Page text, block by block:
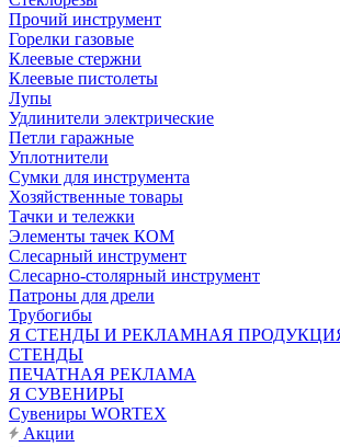
Прочий инструмент
Горелки газовые
Клеевые стержни
Клеевые пистолеты
Лупы
Удлинители электрические
Петли гаражные
Уплотнители
Сумки для инструмента
Хозяйственные товары
Тачки и тележки
Элементы тачек КОМ
Слесарный инструмент
Слесарно-столярный инструмент
Патроны для дрели
Трубогибы
Я СТЕНДЫ И РЕКЛАМНАЯ
СТЕНДЫ
ПЕЧАТНАЯ РЕКЛАМА
Я СУВЕНИРЫ
Сувениры WORTEX
Акции